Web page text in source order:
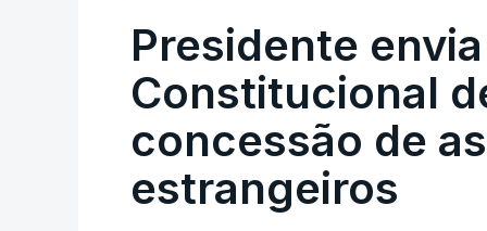
Assegurar que "ninguém é
O Preisdente deixa, no entanto, deixa
"deve ter como primeiro critério a
Presidente
Constitucional
concessão de
estrangeiros